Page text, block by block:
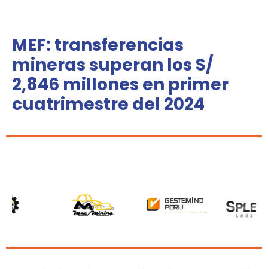
MEF: transferencias
mineras superan los S/
2,846 millones en primer
cuatrimestre del 2024